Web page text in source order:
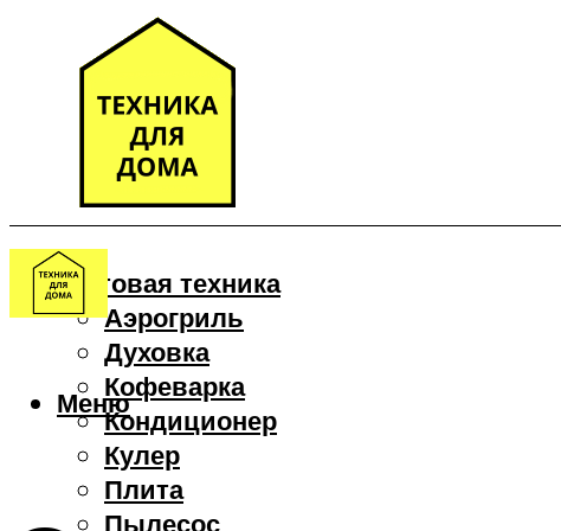
Бытовая техника
Аэрогриль
Духовка
Кофеварка
Кондиционер
Кулер
Плита
Пылесос
Меню